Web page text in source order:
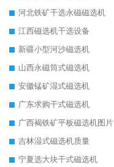
河北铁矿干选永磁磁选机
江西磁选机干选设备
新疆小型河沙磁选机
山西永磁筒式磁选机
安徽锰矿湿式磁选机
广东求购干式磁选机
广西褐铁矿平板磁选机图片
吉林湿式磁选机质量
宁夏选大块干式磁选机